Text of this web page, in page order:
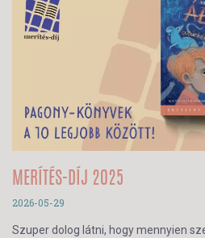
MERÍTÉS-DÍJ 2025
2026-05-29
Szuper dolog látni, hogy mennyien